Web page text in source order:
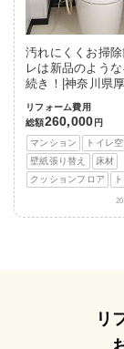
汚れにくくお掃
レは新品のよう
続き！|神奈川県
リフォーム費用
総額260,000 円
マンション
トイレ
壁紙張り替え
床材
クッションフロア
リ